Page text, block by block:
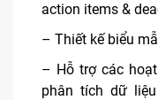
action items &
– Thiết kế biểu
– Hỗ trợ các
phân tích dữ